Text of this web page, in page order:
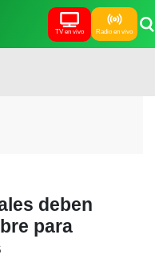
TV en vivo Radio en vivo
deben
para